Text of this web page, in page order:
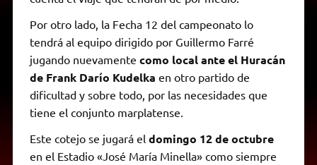
Por otro lado, la Fecha 12 del campeonato lo
tendrá al equipo dirigido por Guillermo Farré
jugando nuevamente como local ante el Huracán
de Frank Darío Kudelka en otro partido de
dificultad y sobre todo, por las necesidades que
tiene el conjunto marplatense.
Este cotejo se jugará el domingo 12 de octubre
en el Estadio «José María Minella» como siempre